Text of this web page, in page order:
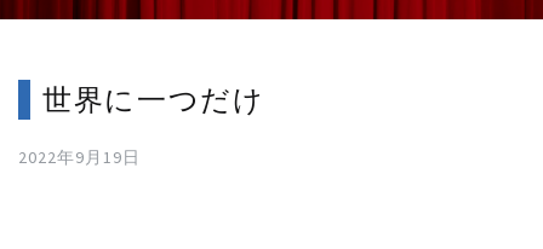
世界に一つだけ
2022年9月19日